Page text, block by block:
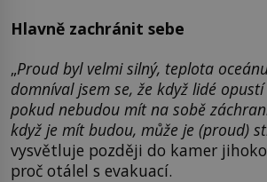
Hlavně zachránit sebe
„Proud byl velmi silný, teplota
domníval jsem se, že když lidé
pokud nebudou mít na sobě
když je mít budou, může je (proud)
vysvětluje později do kamer
proč otálel s evakuací.